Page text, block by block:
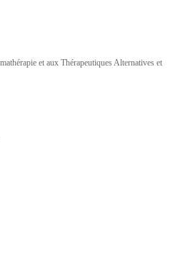
et aux Thérapeutiques Alternatives et